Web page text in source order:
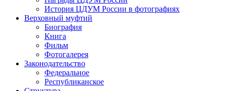
История ЦДУМ России в фотографиях
Верховный муфтий
Биография
Книга
Фильм
Фотогалерея
Законодательство
Федеральное
Республиканское